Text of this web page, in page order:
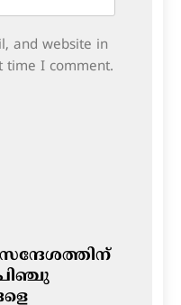
and website in
time I comment.